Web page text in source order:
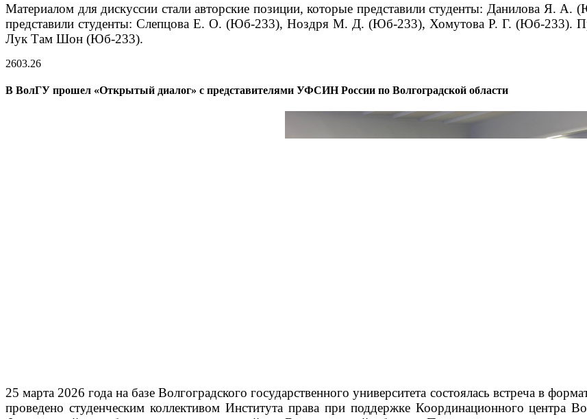
Материалом для дискуссии стали авторские позиции, которые представили студенты: Данилова
представили студенты: Слепцова Е. О. (Юб-233), Ноздря М. Д. (Юб-233), Хомутова Р. Г. (Юб-233).
Лук Там Шон (Юб-233).
2603.26
В ВолГУ прошел «Открытый диалог» с представителями УФСИН России по Волгоградской области
25 марта 2026 года на базе Волгоградского государственного университета состоялась встреча в
проведено студенческим коллективом Института права при поддержке Координационного центра